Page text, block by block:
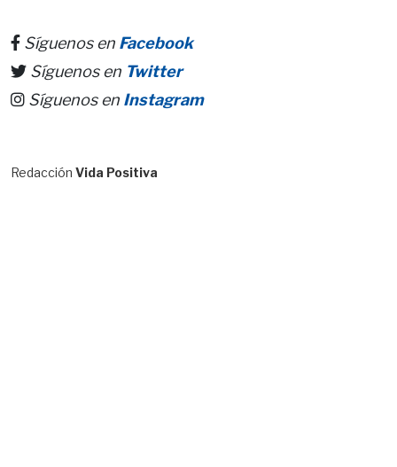
Síguenos en Facebook
Síguenos en Twitter
Síguenos en Instagram
Redacción Vida Positiva